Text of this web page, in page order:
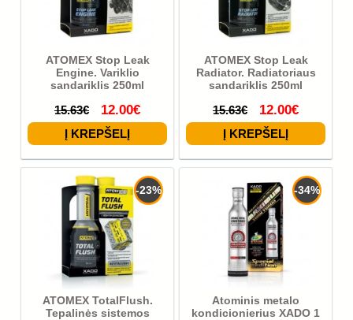
ATOMEX Stop Leak
Engine. Variklio
sandariklis 250ml
15.63€ 12.00€
ATOMEX Stop Leak
Radiator. Radiatoriaus
sandariklis 250ml
15.63€ 12.00€
-23%
ATOMEX TotalFlush.
Tepalinės sistemos
-34%
Atominis metalo
kondicionierius XADO 1